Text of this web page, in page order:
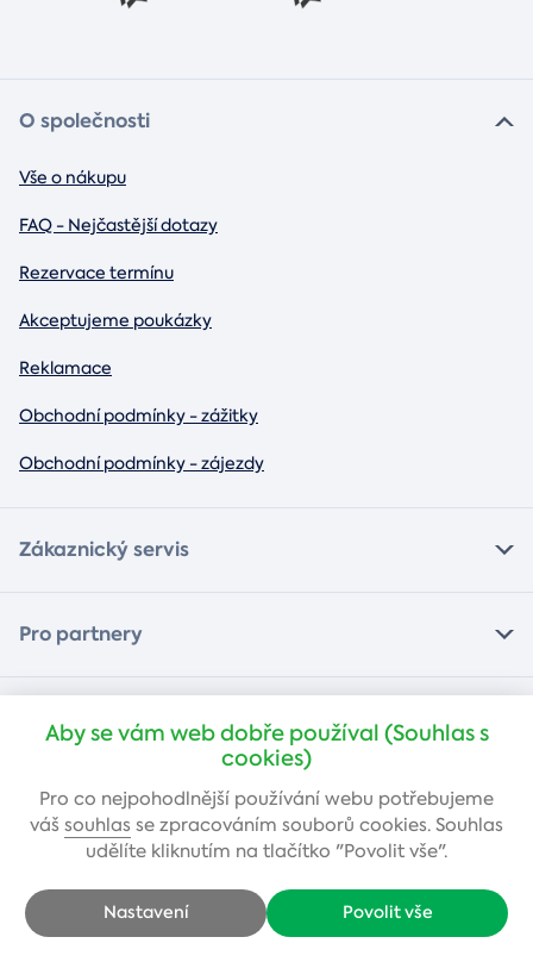
O společnosti
Vše o nákupu
FAQ - Nejčastější dotazy
Rezervace termínu
Akceptujeme poukázky
Reklamace
Obchodní podmínky - zážitky
Obchodní podmínky - zájezdy
Zákaznický servis
Pro partnery
484 800 980 (po - pá 9-17)
Zůstaňte s námi v kontaktu:
Možnosti platby:
Aby se vám web dobře používal (Souhlas s
cookies)
Pro co nejpohodlnější používání webu potřebujeme
váš souhlas se zpracováním souborů cookies. Souhlas
udělíte kliknutím na tlačítko "Povolit vše".
Povolit vše
Nastavení